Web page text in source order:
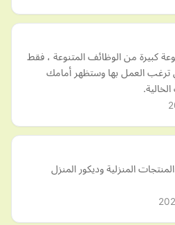
كبيرة من الوظائف المتنوعة ، فقط
ترغب العمل بها وستظهر أمامك
المنزلية وديكور المنزل